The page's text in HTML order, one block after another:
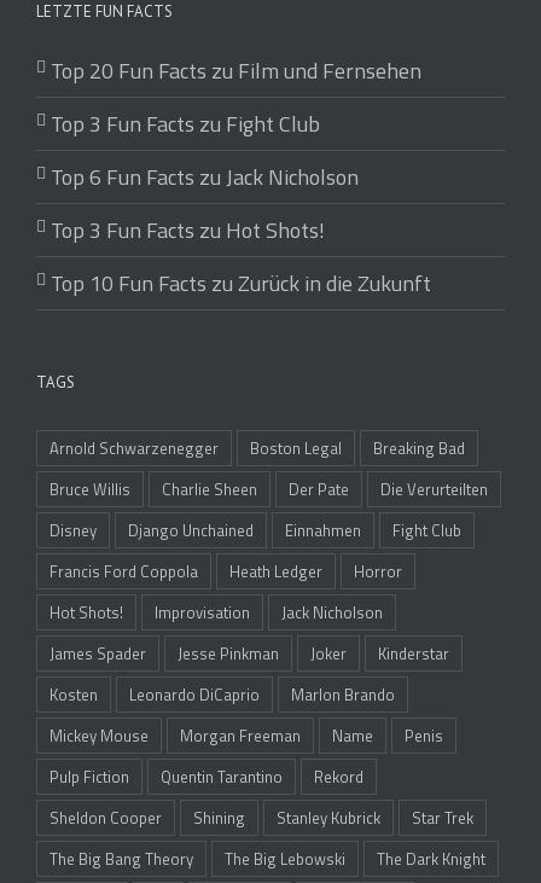
LETZTE FUN FACTS
Top 20 Fun Facts zu Film und Fernsehen
Top 3 Fun Facts zu Fight Club
Top 6 Fun Facts zu Jack Nicholson
Top 3 Fun Facts zu Hot Shots!
Top 10 Fun Facts zu Zurück in die Zukunft
TAGS
Arnold Schwarzenegger Boston Legal
Breaking Bad
Bruce Willis
Charlie Sheen Der Pate
Die Verurteilten
Disney
Django Unchained Einnahmen
Fight Club
Francis Ford Coppola
Heath Ledger
Horror
Hot Shots!
Improvisation
Jack Nicholson
James Spader
Jesse Pinkman Joker
Kinderstar
Kosten
Leonardo DiCaprio
Marlon Brando
Mickey Mouse
Morgan Freeman Name
Penis
Pulp Fiction
Quentin Tarantino
Rekord
Sheldon Cooper
Shining Stanley Kubrick
Star Trek
The Big Bang Theory
The Big Lebowski The Dark Knight